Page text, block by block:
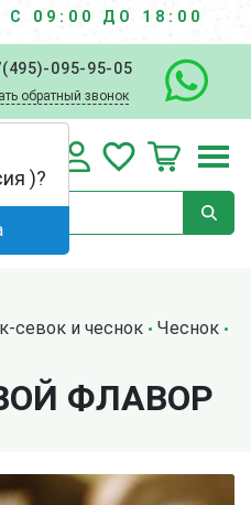
09:00 ДО 18:00
095-95-05
обратный звонок
севок и чеснок
Чеснок
ФЛАВОР
)?